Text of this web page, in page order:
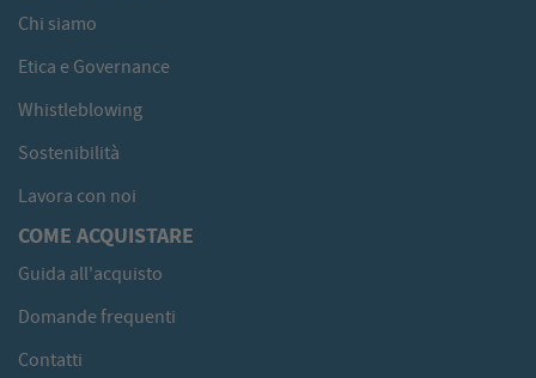
Chi siamo
Etica e Governance
Whistleblowing
Sostenibilità
Lavora con noi
COME ACQUISTARE
Guida all'acquisto
Domande frequenti
Contatti